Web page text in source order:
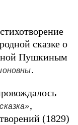
сказке о
Пушкиным
.
,
(1829)